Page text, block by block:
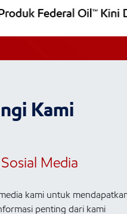
Kami
Media
kami untuk
penting dari kami